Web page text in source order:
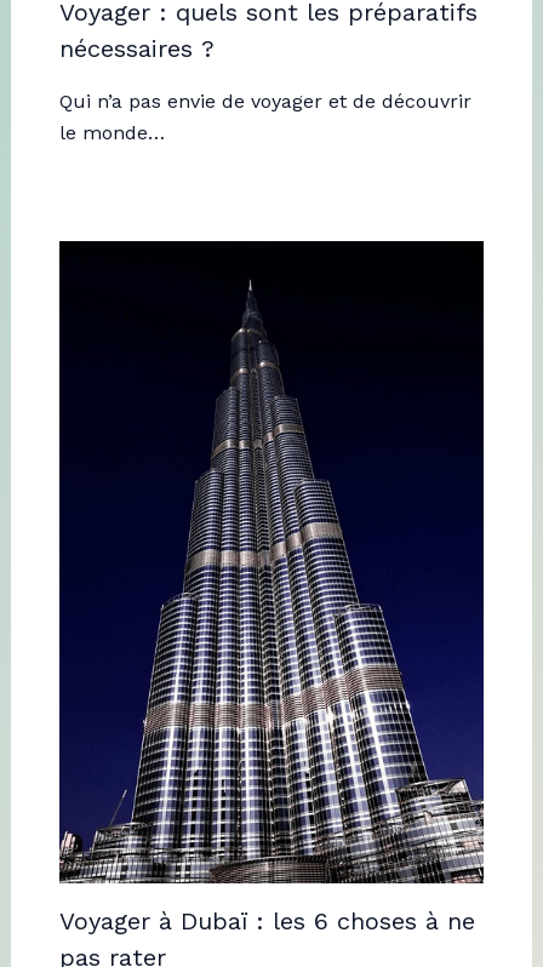
Voyager : quels sont les préparatifs
nécessaires ?
Qui n’a pas envie de voyager et de découvrir
le monde…
Voyager à Dubaï : les 6 choses à ne
pas rater